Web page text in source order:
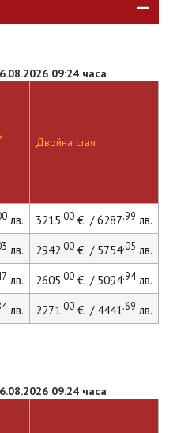
09:24 часа
Двойна стая
лв. 3215.00€ / 6287.99 лв.
лв. 2942.00€ / 5754.05 лв.
лв. 2605.00€ / 5094.94лв.
лв. 2271.00€ / 4441.69 лв.
09:24 часа